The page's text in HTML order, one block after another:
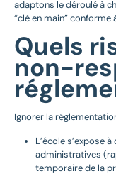
adaptons le déroulé à
“clé en main” conforme
Quels
non-
Ignorer la
L’école s’expose
administratives
temporaire de la